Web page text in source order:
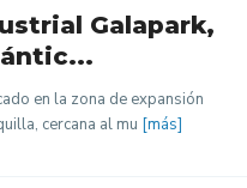
Galapark,
en la zona de expansión
cercana al mu [más]